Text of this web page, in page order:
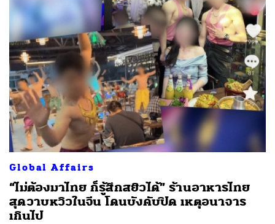
Global Affairs
“ไม่ต้องมาไทย ก็รู้สึกสยิวได้” ร้านอาหารไทย
สุดวาบหวิวในจีน โดนบังคับปิด เหตุอนาจาร
เกินไป